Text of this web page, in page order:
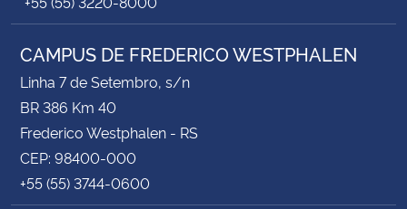
CAMPUS DE FREDERICO WESTPHALEN
Linha 7 de Setembro, s/n
BR 386 Km 40
Frederico Westphalen - RS
CEP: 98400-000
+55 (55) 3744-0600